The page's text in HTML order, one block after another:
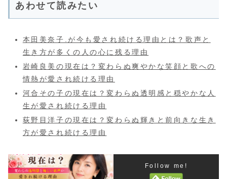
あわせて読みたい
本田美奈子.が今も愛され続ける理由とは？歌声と
生き方が多くの人の心に残る理由
岩崎良美の現在は？変わらぬ爽やかな笑顔と歌への
情熱が愛され続ける理由
河合その子の現在は？変わらぬ透明感と穏やかな人
生が愛され続ける理由
荻野目洋子の現在は？変わらぬ輝きと前向きな生き
方が愛され続ける理由
Follow me!